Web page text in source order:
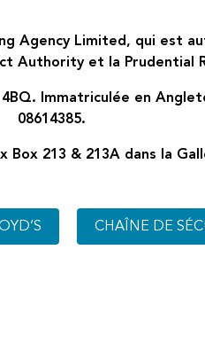
Agency Limited, qui est
Authority et la Prudential
Immatriculée en
08614385.
Box 213 & 213A dans la
CHAÎNE DE